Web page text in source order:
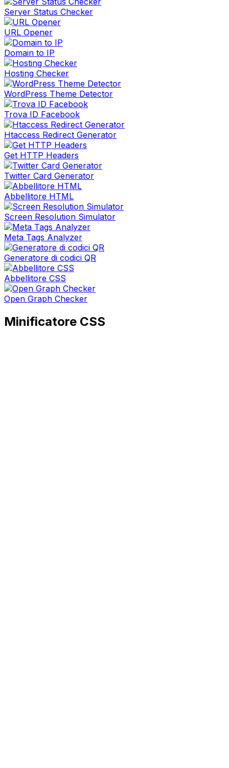
Server Status Checker
URL Opener
Domain to IP
Hosting Checker
WordPress Theme Detector
Trova ID Facebook
Htaccess Redirect Generator
Get HTTP Headers
Twitter Card Generator
Abbellitore HTML
Screen Resolution Simulator
Meta Tags Analyzer
Generatore di codici QR
Abbellitore CSS
Open Graph Checker
Minificatore CSS